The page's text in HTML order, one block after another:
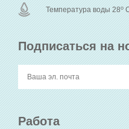
Подписаться на
Работа
Температура воды 28o